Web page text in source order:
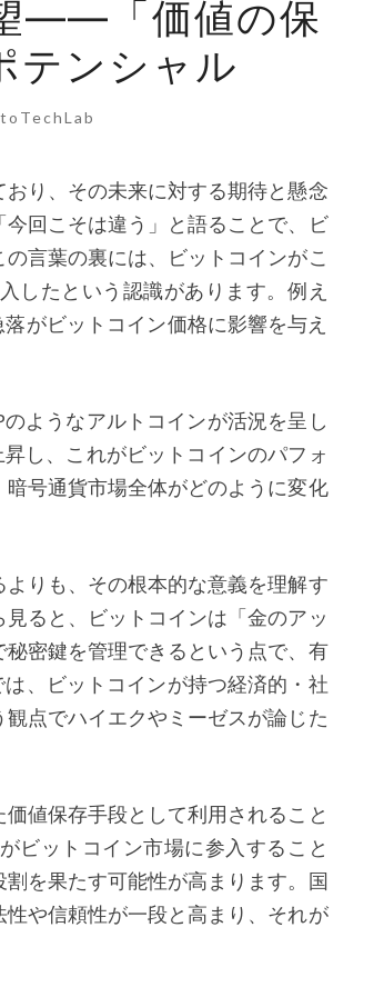
――「価値の保
テンシャル
り、その未来に対する期待と懸念
回こそは違う」と語ることで、ビ
言葉の裏には、ビットコインがこ
したという認識があります。例え
がビットコイン価格に影響を与え
ようなアルトコインが活況を呈し
し、これがビットコインのパフォ
号通貨市場全体がどのように変化
りも、その根本的な意義を理解す
ると、ビットコインは「金のアッ
密鍵を管理できるという点で、有
、ビットコインが持つ経済的・社
点でハイエクやミーゼスが論じた
値保存手段として利用されること
ビットコイン市場に参入すること
を果たす可能性が高まります。国
や信頼性が一段と高まり、それが